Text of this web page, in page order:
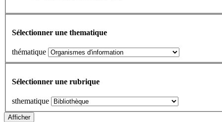
Sélectionner une thematique
thématique
Sélectionner une rubrique
sthematique